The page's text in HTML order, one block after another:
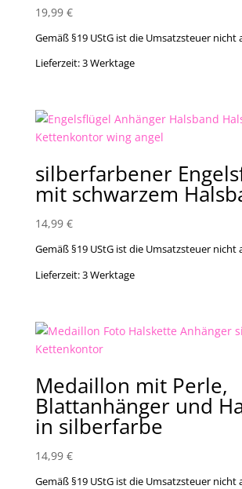
19,99 €
Gemäß §19 UStG ist die Umsatzsteuer nicht
Lieferzeit:3 Werktage
silberfarbener
mit schwarzem
14,99 €
Gemäß §19 UStG ist die Umsatzsteuer nicht
Lieferzeit:3 Werktage
Medaillon mit Perle,
Blattanhänger und
in silberfarbe
14,99 €
Gemäß §19 UStG ist die Umsatzsteuer nicht